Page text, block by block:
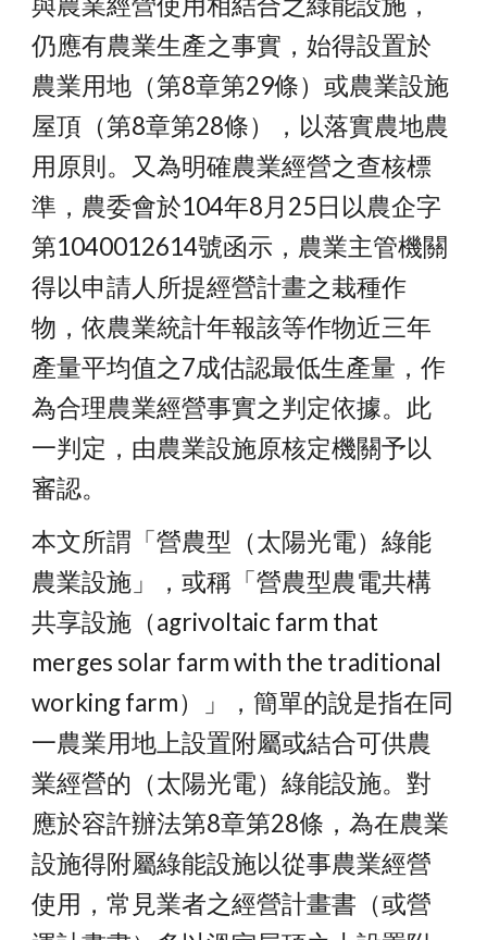
仍應有農業生產之事實，始得設置於
農業用地（第8章第29條）或農業設施
屋頂（第8章第28條），以落實農地農
用原則。又為明確農業經營之查核標
準，農委會於104年8月25日以農企字
第1040012614號函示，農業主管機關
得以申請人所提經營計畫之栽種作
物，依農業統計年報該等作物近三年
產量平均值之7成估認最低生產量，作
為合理農業經營事實之判定依據。此
一判定，由農業設施原核定機關予以
審認。
本文所謂「營農型（太陽光電）綠能
農業設施」，或稱「營農型農電共構
共享設施（agrivoltaic farm that
merges solar farm with the traditional
working farm）」，簡單的說是指在同
一農業用地上設置附屬或結合可供農
業經營的（太陽光電）綠能設施。對
應於容許辦法第8章第28條，為在農業
設施得附屬綠能設施以從事農業經營
使用，常見業者之經營計畫書（或營